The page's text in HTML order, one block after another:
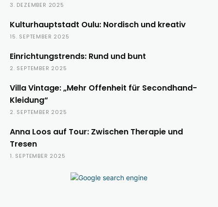
3. DEZEMBER 2025
Kulturhauptstadt Oulu: Nordisch und kreativ
15. SEPTEMBER 2025
Einrichtungstrends: Rund und bunt
2. SEPTEMBER 2025
Villa Vintage: „Mehr Offenheit für Secondhand-
Kleidung“
2. SEPTEMBER 2025
Anna Loos auf Tour: Zwischen Therapie und
Tresen
1. SEPTEMBER 2025